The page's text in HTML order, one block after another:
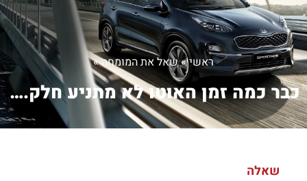
ראשי»שאל את המומחה»
כבר כמה זמן האוטו לא מתניע חלק. לוקח ...
שאלה